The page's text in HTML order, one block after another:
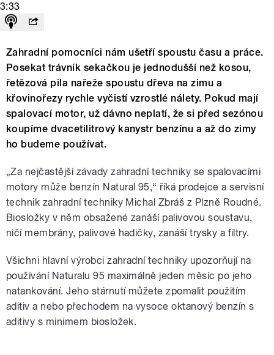
3:33
Zahradní pomocníci nám ušetří spoustu času a práce.
Posekat trávník sekačkou je jednodušší než kosou,
řetězová pila nařeže spoustu dřeva na zimu a
křovinořezy rychle vyčistí vzrostlé nálety. Pokud mají
spalovací motor, už dávno neplatí, že si před sezónou
koupíme dvacetilitrový kanystr benzínu a až do zimy
ho budeme používat.
„Za nejčastější závady zahradní techniky se spalovacími
motory může benzín Natural 95,“ říká prodejce a servisní
technik zahradní techniky Michal Zbráš z Plzně Roudné.
Biosložky v něm obsažené zanáší palivovou soustavu,
ničí membrány, palivové hadičky, zanáší trysky a filtry.
Všichni hlavní výrobci zahradní techniky upozorňují na
používání Naturalu 95 maximálně jeden měsíc po jeho
natankování. Jeho stárnutí můžete zpomalit použitím
aditiv a nebo přechodem na vysoce oktanový benzín s
aditivy s minimem biosložek.